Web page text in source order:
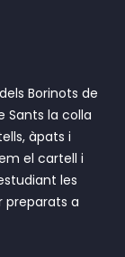
Borinots de
Sants la colla
àpats i
el cartell i
les
preparats a